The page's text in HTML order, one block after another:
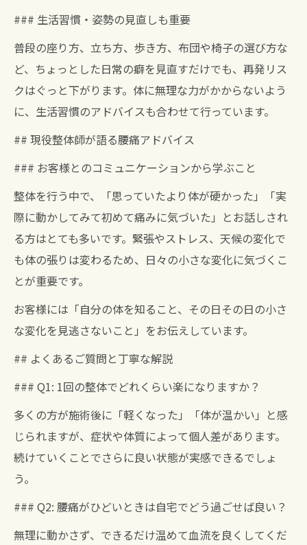
### 生活習慣・姿勢の見直しも重要
普段の座り方、立ち方、歩き方、布団や椅子の選び方な
ど、ちょっとした日常の癖を見直すだけでも、再発リス
クはぐっと下がります。体に無理な力がかからないよう
に、生活習慣のアドバイスも合わせて行っています。
## 現役整体師が語る腰痛アドバイス
### お客様とのコミュニケーションから学ぶこと
整体を行う中で、「思っていたより体が硬かった」「実
際に動かしてみて初めて痛みに気づいた」とお話しされ
る方はとても多いです。緊張やストレス、天候の変化で
も体の張りは変わるため、日々の小さな変化に気づくこ
とが重要です。
お客様には「自分の体を知ること、その日その日の小さ
な変化を見逃さないこと」をお伝えしています。
## よくあるご質問と丁寧な解説
### Q1: 1回の整体でどれくらい楽になりますか？
多くの方が施術後に「軽くなった」「体が温かい」と感
じられますが、症状や体質によって個人差があります。
続けていくことでさらに良い状態が実感できるでしょ
う。
### Q2: 腰痛がひどいときは自宅でどう過ごせば良い？
無理に動かさず、できるだけ温めて血流を良くしてくだ